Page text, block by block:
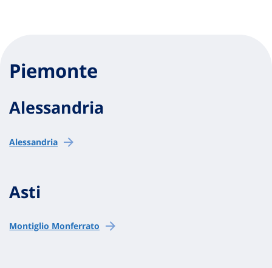
Piemonte
Alessandria
Alessandria
Asti
Montiglio Monferrato